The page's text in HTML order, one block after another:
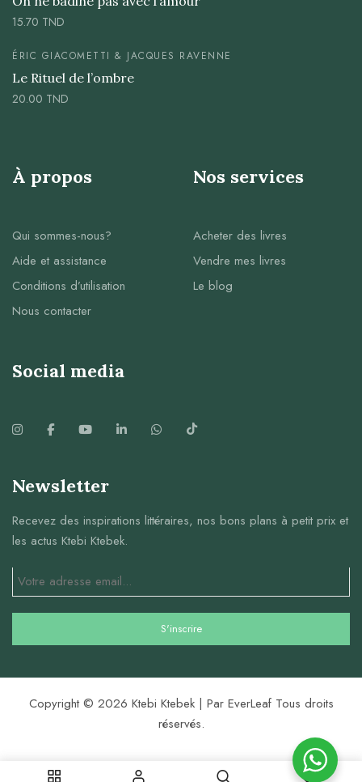
0
15.70 TND
ÉRIC GIACOMETTI & JACQUES RAVENNE
Le Rituel de l’ombre
20.00 TND
À propos
Qui sommes-nous?
Aide et assistance
Conditions d’utilisation
Nous contacter
Nos services
Acheter des livres
Vendre mes livres
Le blog
Social media
Newsletter
Recevez des inspirations littéraires, nos bons plans à petit prix et
les actus Ktebi Ktebek.
Copyright © 2026 Ktebi Ktebek | Par EverLeaf Tous droits
réservés.